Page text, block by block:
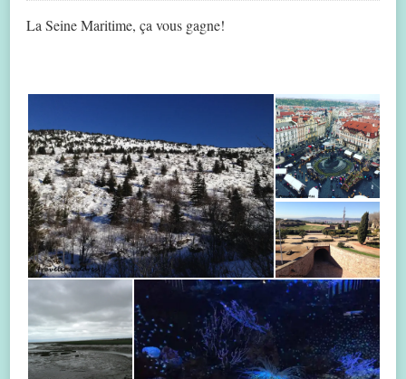
La Seine Maritime, ça vous gagne!